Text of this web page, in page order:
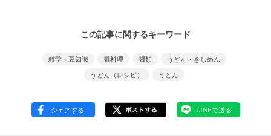
この記事に関するキーワード
雑学・豆知識 麺料理 麺類
うどん・きしめん
うどん（レシピ）
うどん